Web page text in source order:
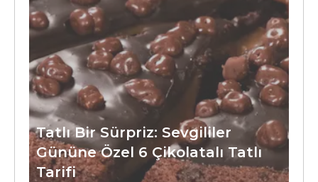
Tatlı Bir Sürpriz: Sevgililer
Gününe Özel 6 Çikolatalı Tatlı
Tarifi